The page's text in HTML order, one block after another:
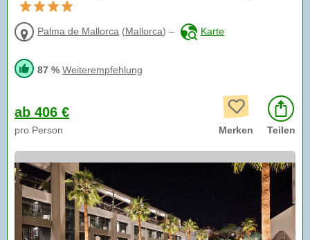
Palma de Mallorca (Mallorca) – Karte
87 % Weiterempfehlung
ab 406 €
pro Person Merken Teilen